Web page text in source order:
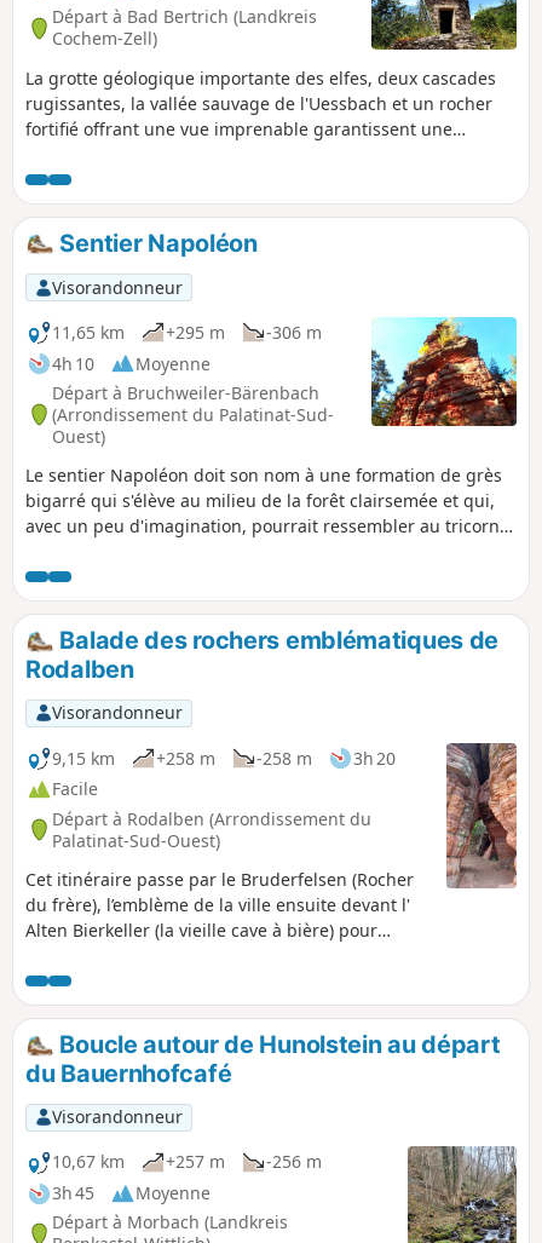
Départ à Bad Bertrich (Landkreis
Cochem-Zell)
La grotte géologique importante des elfes, deux cascades
rugissantes, la vallée sauvage de l'Uessbach et un rocher
fortifié offrant une vue imprenable garantissent une
Bertrich. Les sentiers sont en grande partie étroits et
rocailleux, souvent en pente raide.
Sentier Napoléon
Visorandonneur
11,65 km
+295 m
-306 m
4h 10
Moyenne
Départ à Bruchweiler-Bärenbach
(Arrondissement du Palatinat-Sud-
Ouest)
Le sentier Napoléon doit son nom à une formation de grès
bigarré qui s'élève au milieu de la forêt clairsemée et qui,
avec un peu d'imagination, pourrait ressembler au tricorne
formations rocheuses qui portent des noms fantaisistes et
qui s'élèvent de façon sauvage le long du chemin. En plus, il
passe près de la source du Reinighof et traverse des
prairies humides et marécageuses dans la vallée du
Wöllmersbach.
Balade des rochers emblématiques de
Rodalben
Visorandonneur
9,15 km
+258 m -258 m
3h 20
Facile
Départ à Rodalben (Arrondissement du
Palatinat-Sud-Ouest)
Cet itinéraire passe par le Bruderfelsen (Rocher
du frère), l’emblème de la ville ensuite devant l'
Alten Bierkeller (la vieille cave à bière) pour
(Vieux Château) qui offre un point de vue sur
Rodalben et se termine par les rochers
Hettersbachfelsen pour un retour en sens
inverse afin d'éviter le bitume.
Boucle autour de Hunolstein au départ
du Bauernhofcafé
Visorandonneur
10,67 km
+257 m
-256 m
3h 45
Moyenne
Départ à Morbach (Landkreis